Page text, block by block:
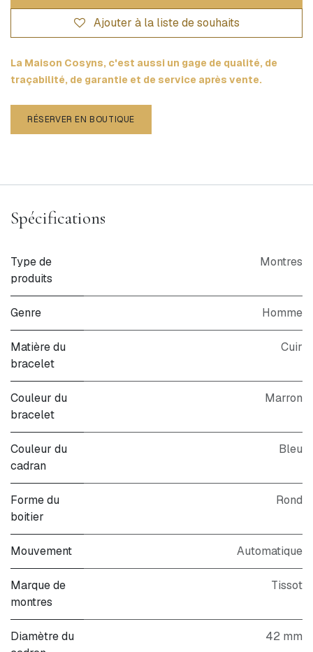
Ajouter à la liste de souhaits
La Maison Cosyns, c'est aussi un gage de qualité, de
traçabilité, de garantie et de service après vente.
RÉSERVER EN BOUTIQUE
Spécifications
Type de
produits
Montres
Genre Homme
Matière du
bracelet
Cuir
Couleur du
bracelet
Marron
Couleur du
cadran
Bleu
Forme du
boitier
Rond
Mouvement Automatique
Marque de
montres
Tissot
Diamètre du
42 mm